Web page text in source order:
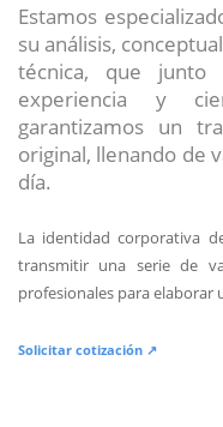
Estamos
su análisis,
técnica, que
experiencia y
garantizamos un
original, llenando de
día.
La identidad corporativa
transmitir una serie de
profesionales para elaborar
Solicitar cotización ↗